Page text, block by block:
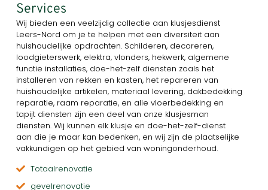
Services
Wij bieden een veelzijdig collectie aan klusjesdienst
Leers-Nord om je te helpen met een diversiteit aan
huishoudelijke opdrachten. Schilderen, decoreren,
loodgieterswerk, elektra, vlonders, hekwerk, algemene
functie installaties, doe-het-zelf diensten zoals het
installeren van rekken en kasten, het repareren van
huishoudelijke artikelen, materiaal levering, dakbedekking
reparatie, raam reparatie, en alle vloerbedekking en
tapijt diensten zijn een deel van onze klusjesman
diensten. Wij kunnen elk klusje en doe-het-zelf-dienst
aan die je maar kan bedenken, en wij zijn de plaatselijke
vakkundigen op het gebied van woningonderhoud.
Totaalrenovatie
gevelrenovatie